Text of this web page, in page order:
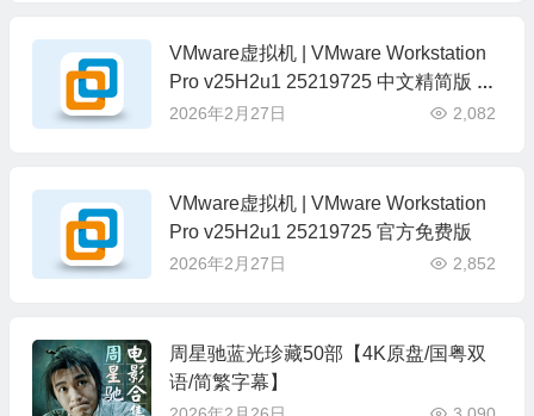
VMware虚拟机 | VMware Workstation
Pro v25H2u1 25219725 中文精简版 by
cuiplay
2026年2月27日 2,082
VMware虚拟机 | VMware Workstation
Pro v25H2u1 25219725 官方免费版
2026年2月27日 2,852
周星驰蓝光珍藏50部【4K原盘/国粤双
语/简繁字幕】